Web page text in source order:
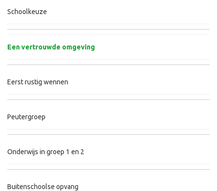
Schoolkeuze
Een vertrouwde omgeving
Eerst rustig wennen
Peutergroep
Onderwijs in groep 1 en 2
Buitenschoolse opvang